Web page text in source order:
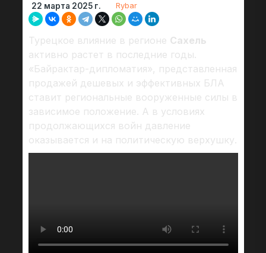
22 марта 2025 г. Rybar
Турецкое влияние в регионе Сахель
активно растет в последние годы.
«Байрактар-дипломатия», представленная
продажей дешевых и эффективных БЛА
ставит региональные вооруженные силы в
зависимое положение. А в условиях
продолжающихся войн давление
оказывается и на политическую верхушку.